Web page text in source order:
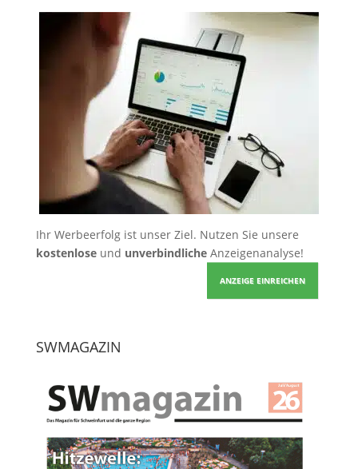
Ihr Werbeerfolg ist unser Ziel. Nutzen Sie unsere
kostenloseund unverbindlicheAnzeigenanalyse!
ANZEIGE EINREICHEN
SWMAGAZIN